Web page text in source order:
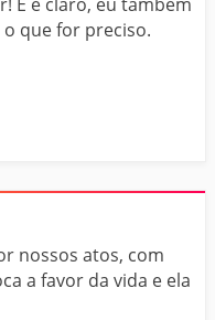
que for preciso.
nossos atos, com
a favor da vida e ela